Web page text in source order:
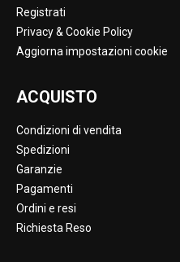
Registrati
Privacy & Cookie Policy
Aggiorna impostazioni cookie
ACQUISTO
Condizioni di vendita
Spedizioni
Garanzie
Pagamenti
Ordini e resi
Richiesta Reso